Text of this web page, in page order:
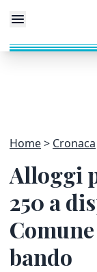
Home Cronaca
Alloggi
250 a
bando